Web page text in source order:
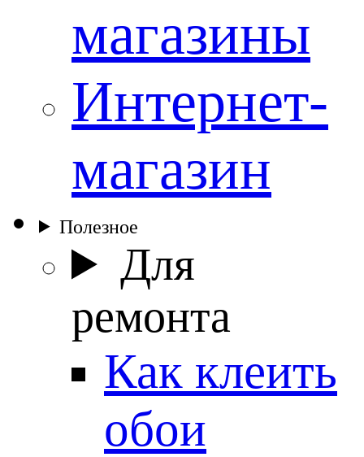
магазины
Интернет-
магазин
Полезное
Для
ремонта
Как клеить
обои